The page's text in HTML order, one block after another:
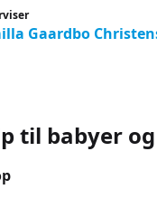
Gaardbo
til babyer